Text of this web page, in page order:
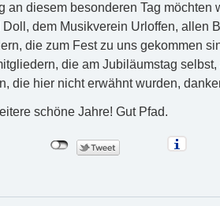
an diesem besonderen Tag
Doll, dem Musikverein Urloffen, allen
die zum Fest zu uns gekommen
die am Jubiläumstag
die hier nicht erwähnt wurden,
schöne Jahre! Gut Pfad.